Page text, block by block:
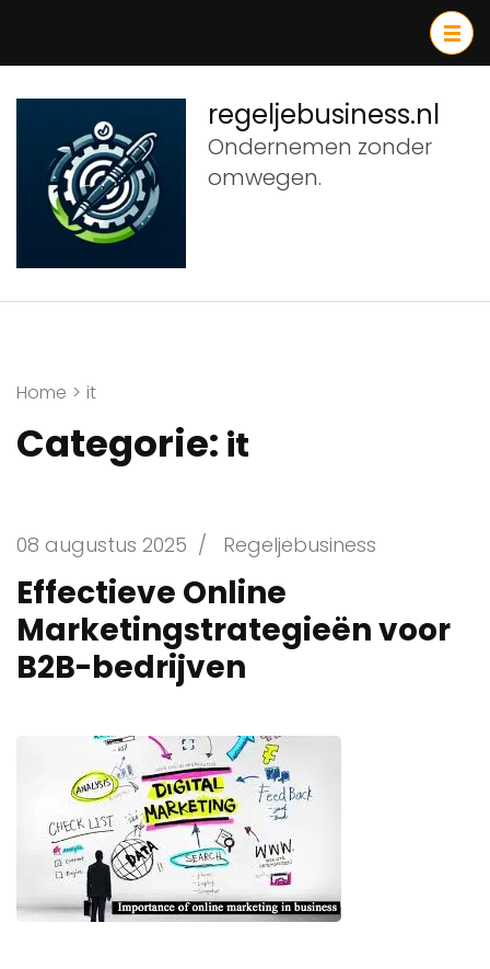
inhoud
(druk
Enter)
regeljebusiness.nl
Ondernemen zonder
omwegen.
Home > it
Categorie: it
08 augustus 2025 / Regeljebusiness
Effectieve Online
Marketingstrategieën voor
B2B-bedrijven